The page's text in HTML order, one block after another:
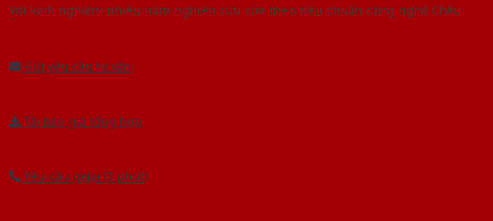
Với kinh nghiệm nhiêu năm nghiên cứu cửa theo tiêu chuẩn công nghệ Châu
Gửi yêu cầu tư vấn
Tải báo giá tổng hợp
Yêu cầu gọi lại (3 phút)